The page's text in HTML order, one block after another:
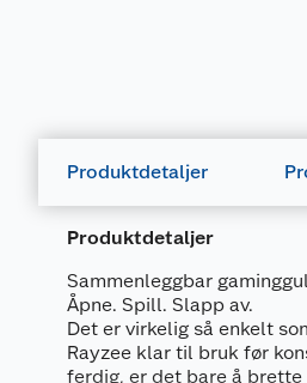
Produktdetaljer
Produktdetaljer
Sammenleggbar
Åpne. Spill. Slapp av.
Det er virkelig så enkelt
Rayzee klar til bruk før
ferdig, er det bare å